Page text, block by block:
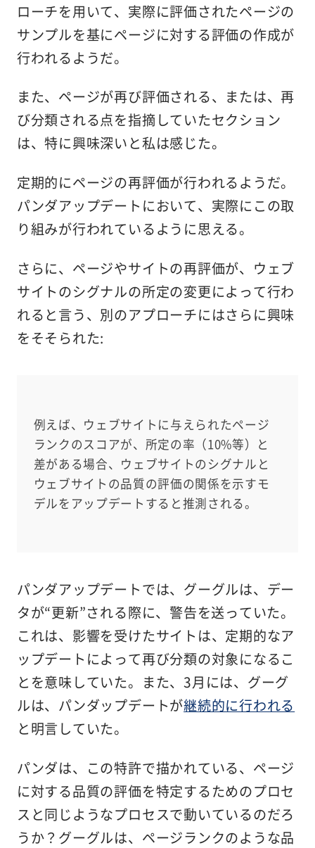
ローチを用いて、実際に評価されたページの
サンプルを基にページに対する評価の作成が
行われるようだ。
また、ページが再び評価される、または、再
び分類される点を指摘していたセクション
は、特に興味深いと私は感じた。
定期的にページの再評価が行われるようだ。
パンダアップデートにおいて、実際にこの取
り組みが行われているように思える。
さらに、ページやサイトの再評価が、ウェブ
サイトのシグナルの所定の変更によって行わ
れると言う、別のアプローチにはさらに興味
をそそられた:
例えば、ウェブサイトに与えられたページ
ランクのスコアが、所定の率（10%等）と
差がある場合、ウェブサイトのシグナルと
ウェブサイトの品質の評価の関係を示すモ
デルをアップデートすると推測される。
パンダアップデートでは、グーグルは、デー
タが“更新”される際に、警告を送っていた。
これは、影響を受けたサイトは、定期的なア
ップデートによって再び分類の対象になるこ
とを意味していた。また、3月には、グーグ
ルは、パンダップデートが継続的に行われる
と明言していた。
パンダは、この特許で描かれている、ページ
に対する品質の評価を特定するためのプロセ
スと同じようなプロセスで動いているのだろ
うか？グーグルは、ページランクのような品